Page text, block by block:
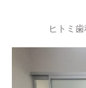
ヒトミ